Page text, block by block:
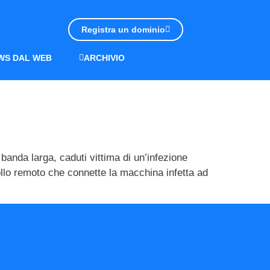
Registra un dominio
DAL WEB ARCHIVIO
larga, caduti vittima di un’infezione
remoto che connette la macchina infetta ad